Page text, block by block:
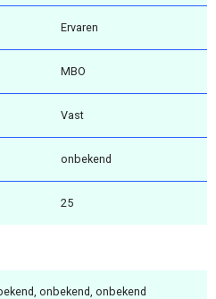
Ervaren
MBO
Vast
onbekend
25
onbekend, onbekend